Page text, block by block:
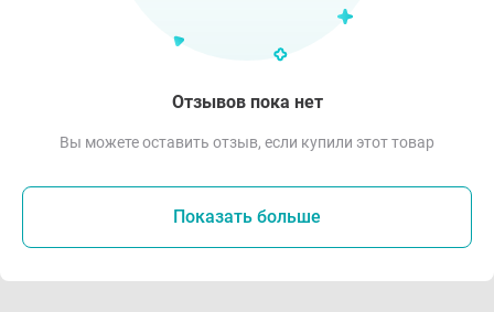
Отзывов пока нет
Вы можете оставить отзыв, если купили этот товар
Показать больше